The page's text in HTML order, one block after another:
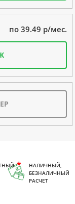
по 39.49 р/мес.
НАЛИЧНЫЙ,
БЕЗНАЛИЧНЫЙ
РАСЧЕТ